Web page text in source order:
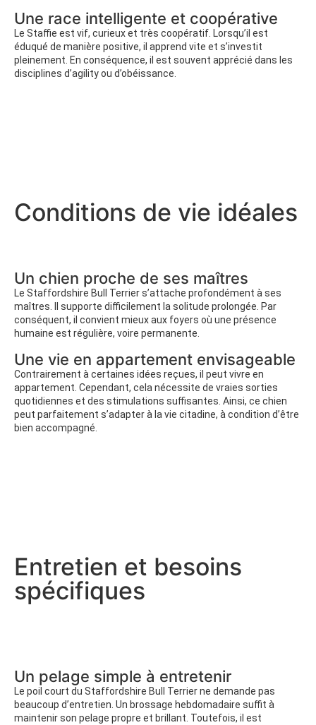
Une race intelligente et coopérative
Le Staffie est vif, curieux et très coopératif. Lorsqu’il est
éduqué de manière positive, il apprend vite et s’investit
pleinement. En conséquence, il est souvent apprécié dans les
disciplines d’agility ou d’obéissance.
Conditions de vie idéales
Un chien proche de ses maîtres
Le Staffordshire Bull Terrier s’attache profondément à ses
maîtres. Il supporte difficilement la solitude prolongée. Par
conséquent, il convient mieux aux foyers où une présence
humaine est régulière, voire permanente.
Une vie en appartement envisageable
Contrairement à certaines idées reçues, il peut vivre en
appartement. Cependant, cela nécessite de vraies sorties
quotidiennes et des stimulations suffisantes. Ainsi, ce chien
peut parfaitement s’adapter à la vie citadine, à condition d’être
bien accompagné.
Entretien et besoins
spécifiques
Un pelage simple à entretenir
Le poil court du Staffordshire Bull Terrier ne demande pas
beaucoup d’entretien. Un brossage hebdomadaire suffit à
maintenir son pelage propre et brillant. Toutefois, il est